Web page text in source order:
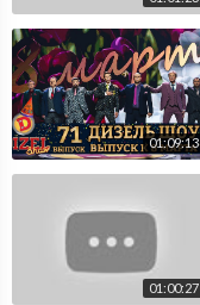
01:09:13
01:00:27